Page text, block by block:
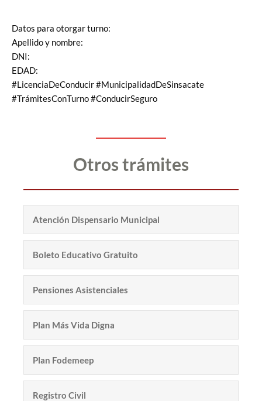
Datos para otorgar turno:
Apellido y nombre:
DNI:
EDAD:
#LicenciaDeConducir #MunicipalidadDeSinsacate
#TrámitesConTurno #ConducirSeguro
Otros trámites
Atención Dispensario Municipal
Boleto Educativo Gratuito
Pensiones Asistenciales
Plan Más Vida Digna
Plan Fodemeep
Registro Civil